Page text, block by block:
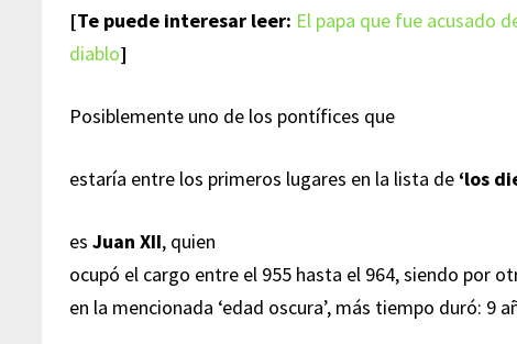
[Te puede interesar leer: El papa que fue acusado
diablo]
Posiblemente uno de los pontífices que
estaría entre los primeros lugares en la lista de ‘los
esJuan XII, quien
ocupó el cargo entre el 955 hasta el 964, siendo por
en la mencionada ‘edad oscura’, más tiempo duró: 9